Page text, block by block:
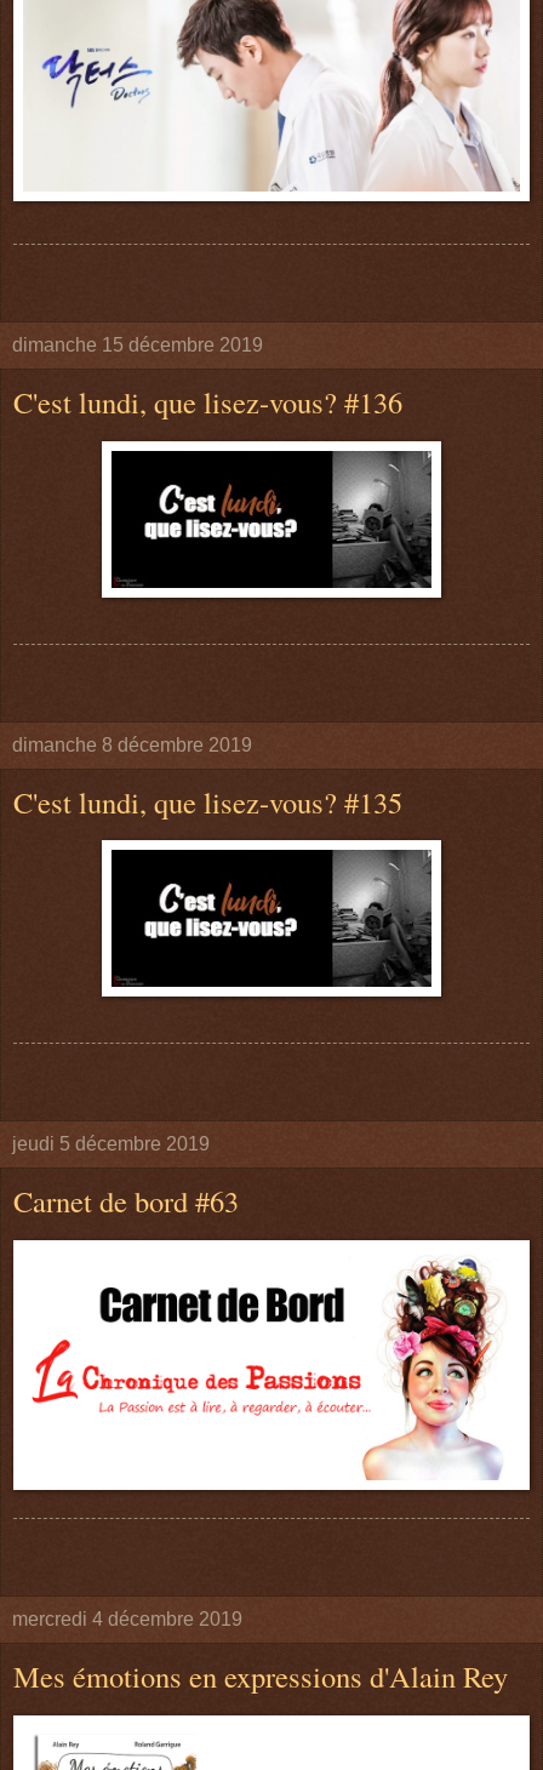
dimanche 15 décembre 2019
C'est lundi, que lisez-vous? #136
dimanche 8 décembre 2019
C'est lundi, que lisez-vous? #135
jeudi 5 décembre 2019
Carnet de bord #63
mercredi 4 décembre 2019
Mes émotions en expressions d'Alain Rey